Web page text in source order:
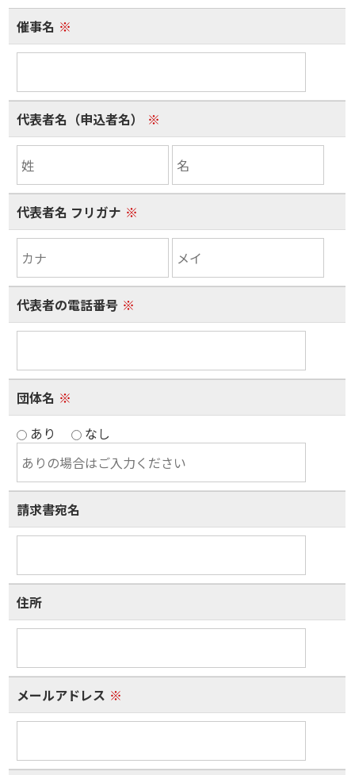
催事名 ※
代表者名（申込者名） ※
代表者名 フリガナ ※
代表者の電話番号 ※
団体名 ※
あり
なし
請求書宛名
住所
メールアドレス ※